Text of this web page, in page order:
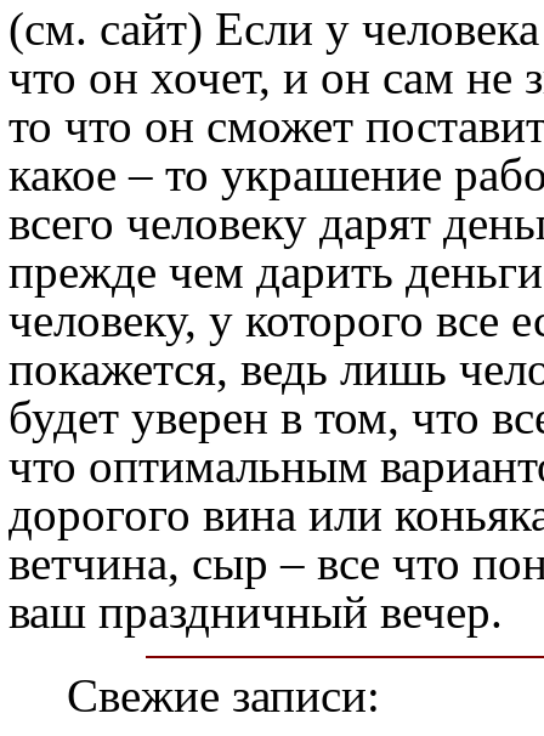
(см. сайт) Если у
что он хочет, и он сам не
то что он сможет
какое – то украшение
всего человеку дарят
прежде чем дарить
человеку, у которого все
покажется, ведь лишь
будет уверен в том, что
что оптимальным
дорогого вина или
ветчина, сыр – все что
ваш праздничный вечер.
Свежие записи: